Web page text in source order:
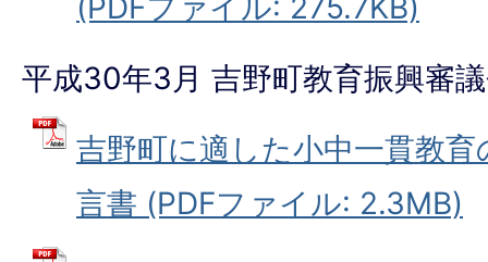
平成30年3月 吉野町教育振興審
吉野町に適した小中一貫教
言書 (PDFファイル: 2.3MB)